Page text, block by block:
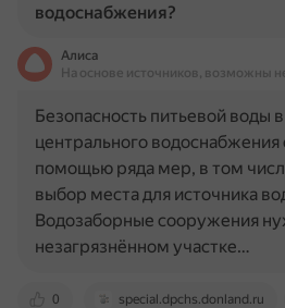
водоснабжения?
Алиса
На основе источников, возможны
0 special.dpchs.donland.ru
Безопасность питьевой воды
центрального водоснабжения
помощью ряда мер, в том
выбор места для источника
Водозаборные сооружения
незагрязнённом участке…